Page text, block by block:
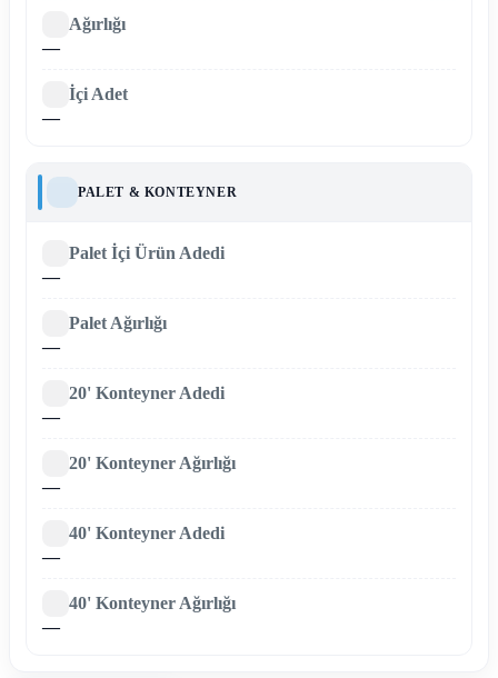
Ağırlığı
—
İçi Adet
—
PALET & KONTEYNER
Palet İçi Ürün Adedi
—
Palet Ağırlığı
—
20' Konteyner Adedi
—
20' Konteyner Ağırlığı
—
40' Konteyner Adedi
—
40' Konteyner Ağırlığı
—